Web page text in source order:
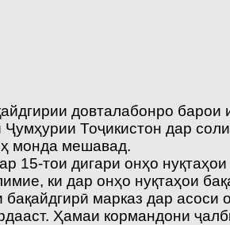
довталабонро барои
Тоҷикистон дар
монда мешавад.
15-тои дигари онҳо
ки дар онҳо нуқтаҳои
марказ дар асоси
Ҳамаи кормандони